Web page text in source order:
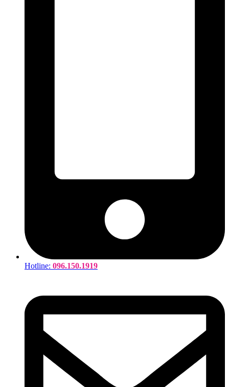
Hotline: 096.150.1919